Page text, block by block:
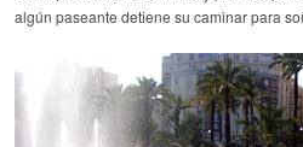
algún paseante detiene su caminar para